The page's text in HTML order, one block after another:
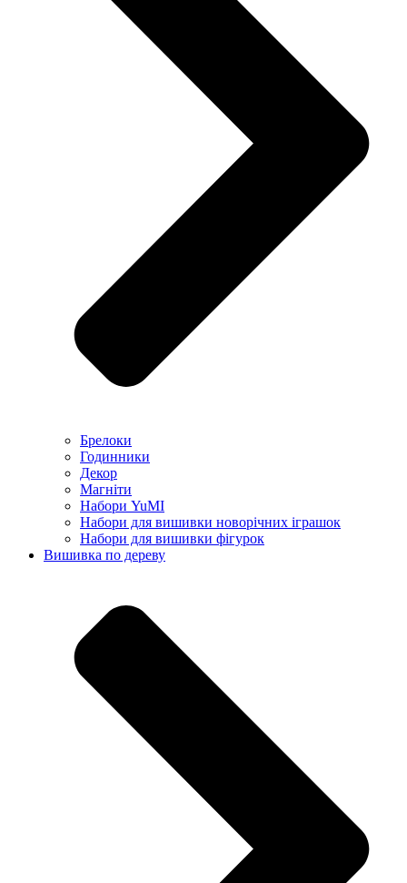
Брелоки
Годинники
Декор
Магніти
Набори YuMI
Набори для вишивки новорічних іграшок
Набори для вишивки фігурок
Вишивка по дереву